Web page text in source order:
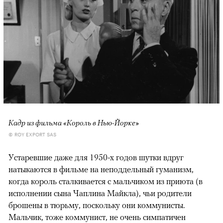
Кадр из фильма «Король в Нью-Йорке»
© ROY EXPORT SAS
Устаревшие даже для 1950-х годов шутки вдруг
натыкаются в фильме на неподдельный гуманизм,
когда король сталкивается с мальчиком из приюта (в
исполнении сына Чаплина Майкла), чьи родители
брошены в тюрьму, поскольку они коммунисты.
Мальчик, тоже коммунист, не очень симпатичен